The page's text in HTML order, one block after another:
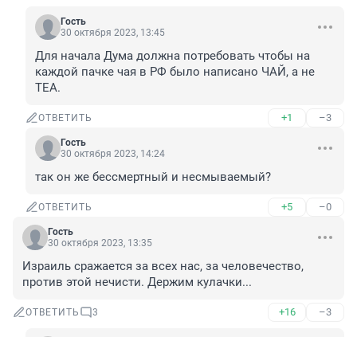
Гость
30 октября 2023, 13:45
Для начала Дума должна потребовать чтобы на
каждой пачке чая в РФ было написано ЧАЙ, а не
TEA.
ОТВЕТИТЬ +1 –3
Гость
30 октября 2023, 14:24
так он же бессмертный и несмываемый?
ОТВЕТИТЬ +5 –0
Гость
30 октября 2023, 13:35
Израиль сражается за всех нас, за человечество,
против этой нечисти. Держим кулачки...
ОТВЕТИТЬ 3 +16 –3